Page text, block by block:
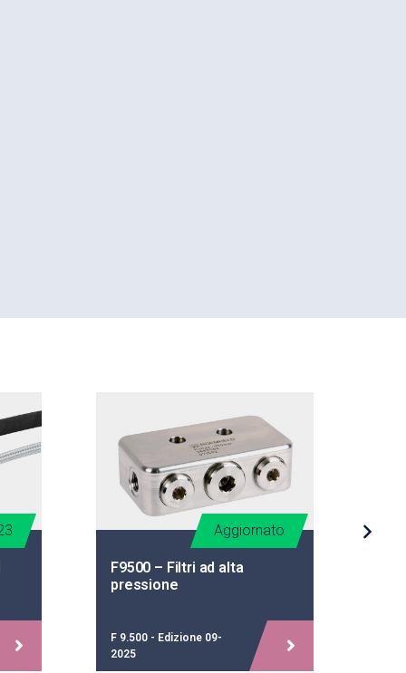
F9500 – Filtri ad alta
pressione
Aggiornato
F 9.500 - Edizione 09-
2025